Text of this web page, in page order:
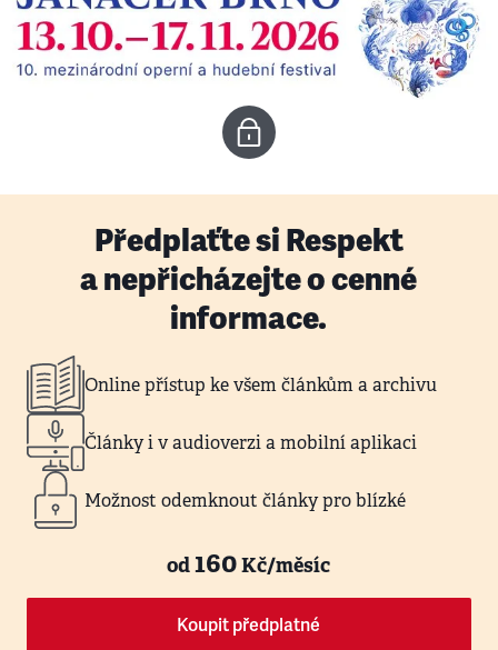
Předplaťte si Respekt
a nepřicházejte o cenné
informace.
Online přístup ke všem článkům a archivu
Články i v audioverzi a mobilní aplikaci
Možnost odemknout články pro blízké
od160Kč/měsíc
Koupit předplatné